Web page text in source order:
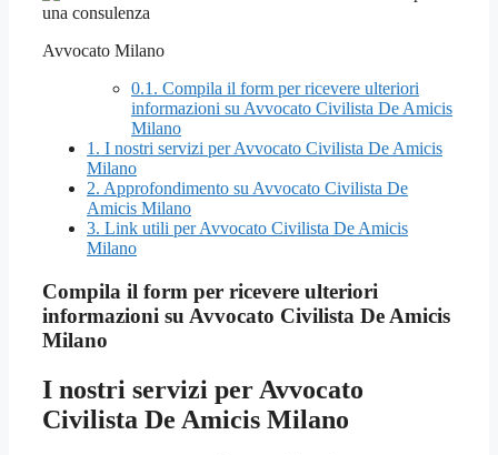
Avvocato Milano
0.1. Compila il form per ricevere ulteriori
informazioni su Avvocato Civilista De Amicis
Milano
1. I nostri servizi per Avvocato Civilista De Amicis
Milano
2. Approfondimento su Avvocato Civilista De
Amicis Milano
3. Link utili per Avvocato Civilista De Amicis
Milano
Compila il form per ricevere ulteriori
informazioni su Avvocato Civilista De Amicis
Milano
I nostri servizi per Avvocato
Civilista De Amicis Milano